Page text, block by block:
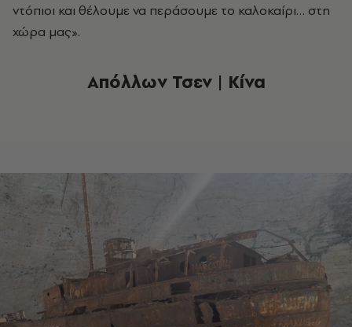
ντόπιοι και θέλουμε να περάσουμε το καλοκαίρι… στη
χώρα μας».
Απόλλων Τσεν | Κίνα